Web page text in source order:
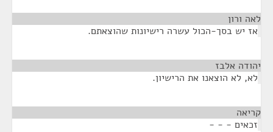
לאה ורון
אז יש בסך-הכול עשרה רישיונות שהוצאתם.
יהודה אלבז
לא, לא הוצאנו את הרישיון.
קריאה
זכאים - - -